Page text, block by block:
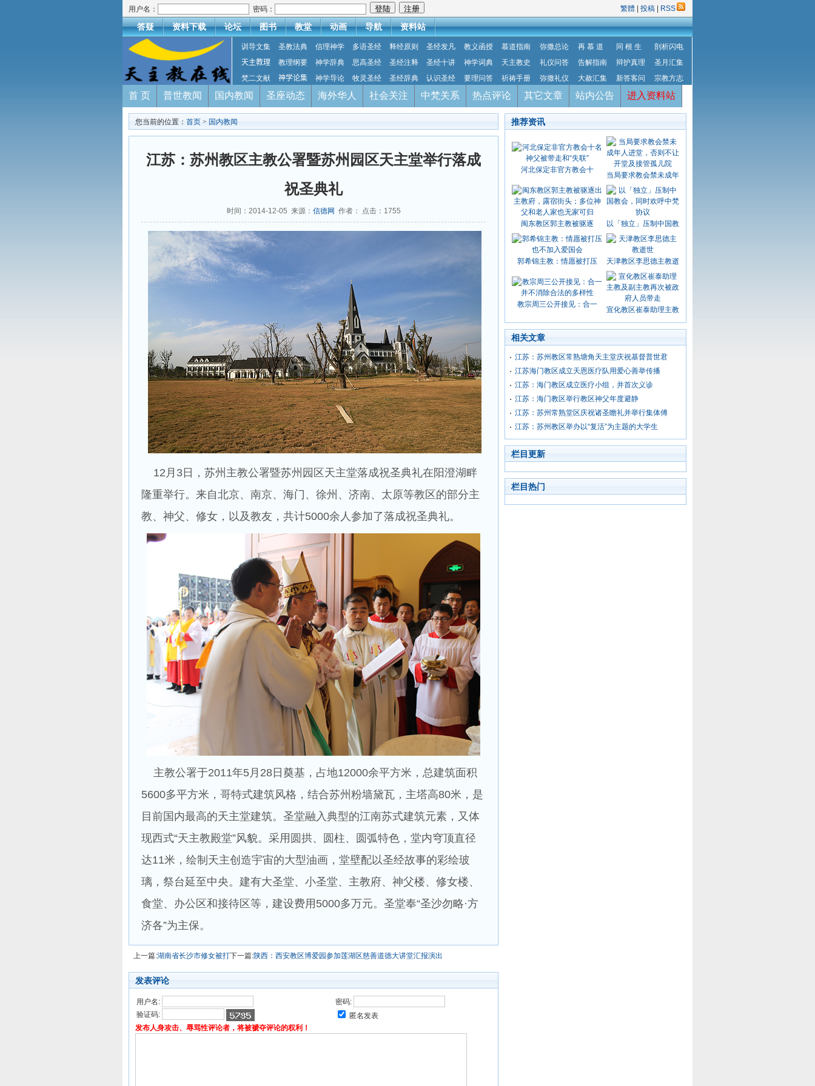
用户名： 密码： 繁體 投稿 RSS
答疑 资料下载 论坛 图书 教堂 动画 导航 资料站
训导文集 圣教法典 信理神学 多语圣经 释经原则 圣经发凡 教义函授 慕道指南 弥撒总论 再 慕 道 同 根 生
剖析闪电
天主教理
教理纲要 神学辞典 思高圣经 圣经注释 圣经十讲 神学词典 天主教史 礼仪问答 告解指南 辩护真理
圣月汇集
梵二文献
神学论集 神学导论 牧灵圣经 圣经辞典 认识圣经 要理问答 祈祷手册 弥撒礼仪 大赦汇集 新答客问 宗教方志
首 页 普世教闻 国内教闻 圣座动态 海外华人 社会关注 中梵关系 热点评论 其它文章 站内公告 进入资料站
您当前的位置： 首页 > 国内教闻
江苏：苏州教区主教公署暨苏州园区天主堂举行落成
祝圣典礼
时间：2014-12-05 来源： 信德网 作者： 点击： 1755
12月3日，苏州主教公署暨苏州园区天主堂落成祝圣典礼在阳澄湖畔
隆重举行。来自北京、南京、海门、徐州、济南、太原等教区的部分主
教、神父、修女，以及教友，共计5000余人参加了落成祝圣典礼。
主教公署于2011年5月28日奠基，占地12000余平方米，总建筑面积
5600多平方米，哥特式建筑风格，结合苏州粉墙黛瓦，主塔高80米，是
目前国内最高的天主堂建筑。圣堂融入典型的江南苏式建筑元素，又体
现西式“天主教殿堂”风貌。采用圆拱、圆柱、圆弧特色，堂内穹顶直径
达11米，绘制天主创造宇宙的大型油画，堂壁配以圣经故事的彩绘玻
璃，祭台延至中央。建有大圣堂、小圣堂、主教府、神父楼、修女楼、
食堂、办公区和接待区等，建设费用5000多万元。圣堂奉“圣沙勿略·方
济各”为主保。
上一篇:湖南省长沙市修女被打下一篇:陕西：西安教区博爱园参加莲湖区慈善道德大讲堂汇报演出
发表评论
用户名:
密码:
验证码:
匿名发表
发布人身攻击、辱骂性评论者，将被褫夺评论的权利！
推荐资讯
河北保定非官方教会十
当局要求教会禁未成年
闽东教区郭主教被驱逐 以「独立」压制中国教
郭希锦主教：情愿被打压 天津教区李思德主教逝
教宗周三公开接见：合一
宣化教区崔泰助理主教
相关文章
江苏：苏州教区常熟塘角天主堂庆祝基督普世君
江苏海门教区成立天恩医疗队用爱心善举传播
江苏：海门教区成立医疗小组，并首次义诊
江苏：海门教区举行教区神父年度避静
江苏：苏州常熟堂区庆祝诸圣瞻礼并举行集体傅
江苏：苏州教区举办以“复活”为主题的大学生
栏目更新
栏目热门